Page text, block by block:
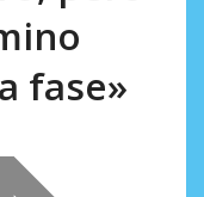
fase»